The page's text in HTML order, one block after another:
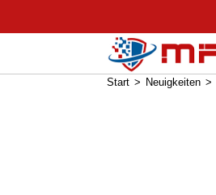
Start > Neuigkeiten >